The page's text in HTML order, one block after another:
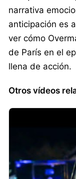
narrativa
anticipación es
ver cómo
de París en el
llena de acción.
Otros vídeos